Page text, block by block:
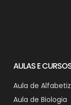
AULAS E
Aula de
Aula de Biologia